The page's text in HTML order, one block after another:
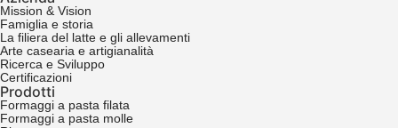
Mission & Vision
Famiglia e storia
La filiera del latte e gli allevamenti
Arte casearia e artigianalità
Ricerca e Sviluppo
Certificazioni
Prodotti
Formaggi a pasta filata
Formaggi a pasta molle